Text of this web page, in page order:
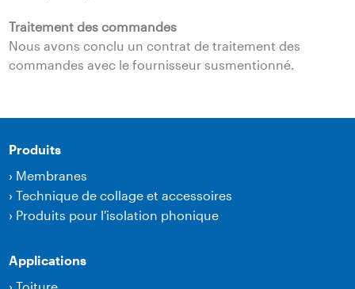
Traitement des commandes
Nous avons conclu un contrat de traitement des
commandes avec le fournisseur susmentionné.
Produits
› Membranes
›Technique de collage et accessoires
› Produits pour l'isolation phonique
Applications
›Toiture